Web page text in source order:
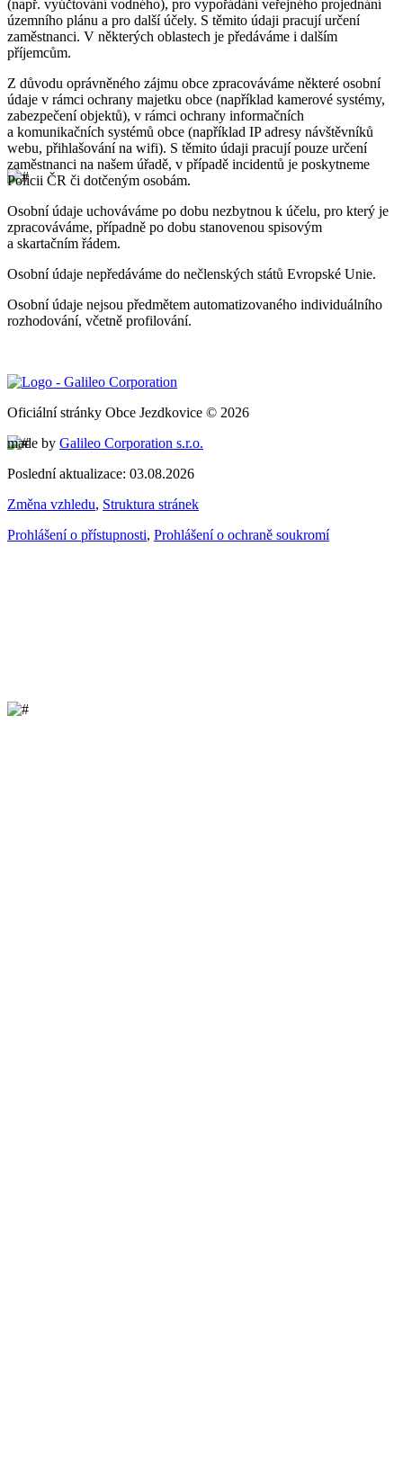
(např. vyúčtování vodného), pro vypořádání veřejného projednání
územního plánu a pro další účely. S těmito údaji pracují určení
zaměstnanci. V některých oblastech je předáváme i dalším
příjemcům.
Z důvodu oprávněného zájmu obce zpracováváme některé osobní
údaje v rámci ochrany majetku obce (například kamerové systémy,
zabezpečení objektů), v rámci ochrany informačních
a komunikačních systémů obce (například IP adresy návštěvníků
webu, přihlašování na wifi). S těmito údaji pracují pouze určení
zaměstnanci na našem úřadě, v případě incidentů je poskytneme
Policii ČR či dotčeným osobám.
Osobní údaje uchováváme po dobu nezbytnou k účelu, pro který je
zpracováváme, případně po dobu stanovenou spisovým
a skartačním řádem.
Osobní údaje nepředáváme do nečlenských států Evropské Unie.
Osobní údaje nejsou předmětem automatizovaného individuálního
rozhodování, včetně profilování.
Oficiální stránky Obce Jezdkovice © 2026
made by Galileo Corporation s.r.o.
Poslední aktualizace: 03.08.2026
Změna vzhledu, Struktura stránek
Prohlášení o přístupnosti, Prohlášení o ochraně soukromí